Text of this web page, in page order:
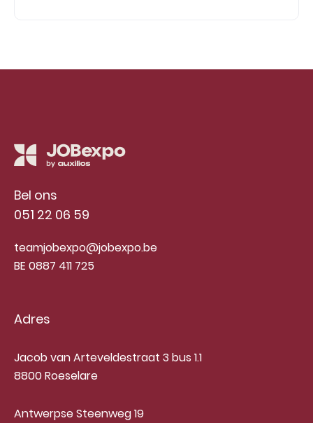
Bel ons
051 22 06 59
teamjobexpo@jobexpo.be
BE 0887 411 725
Adres
Jacob van Arteveldestraat 3 bus 1.1
8800 Roeselare
Antwerpse Steenweg 19